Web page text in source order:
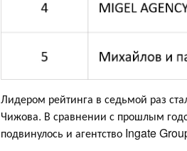
Лидером рейтинга в седьмой раз
Чижова. В сравнении с прошлым
подвинулось и агентство Ingate